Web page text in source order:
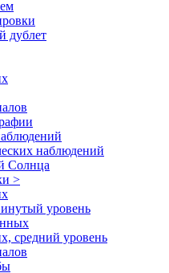
дублет
наблюдений
Солнца
>
уровень
средний уровень